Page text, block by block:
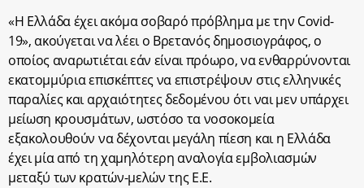
«Η Ελλάδα έχει ακόμα σοβαρό πρόβλημα με την Covid-
19», ακούγεται να λέει ο Βρετανός δημοσιογράφος, ο
οποίος αναρωτιέται εάν είναι πρόωρο, να ενθαρρύνονται
εκατομμύρια επισκέπτες να επιστρέψουν στις ελληνικές
παραλίες και αρχαιότητες δεδομένου ότι ναι μεν υπάρχει
μείωση κρουσμάτων, ωστόσο τα νοσοκομεία
εξακολουθούν να δέχονται μεγάλη πίεση και η Ελλάδα
έχει μία από τη χαμηλότερη αναλογία εμβολιασμών
μεταξύ των κρατών-μελών της Ε.Ε.